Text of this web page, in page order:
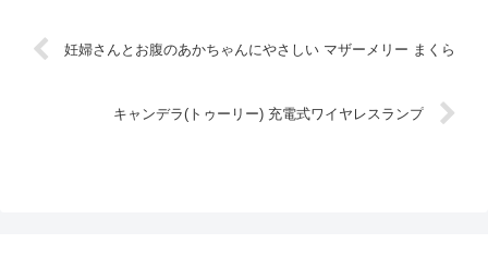
妊婦さんとお腹のあかちゃんにやさしい マザーメリー まくら
キャンデラ(トゥーリー) 充電式ワイヤレスランプ